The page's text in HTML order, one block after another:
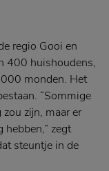
regio Gooi en
400 huishoudens,
monden. Het
“Sommige
zijn, maar er
zegt
steuntje in de